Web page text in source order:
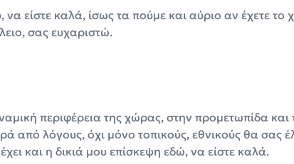
είστε καλά, ίσως τα πούμε και αύριο αν έχετε το
σας ευχαριστώ.
περιφέρεια της χώρας, στην προμετωπίδα και
από λόγους, όχι μόνο τοπικούς, εθνικούς θα σας
και η δικιά μου επίσκεψη εδώ, να είστε καλά.